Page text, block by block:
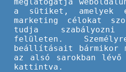
a sütiket, amelyek
marketing célokat
tudja
felületen.
beállításait bármikor
az alsó sarokban
kattintva.